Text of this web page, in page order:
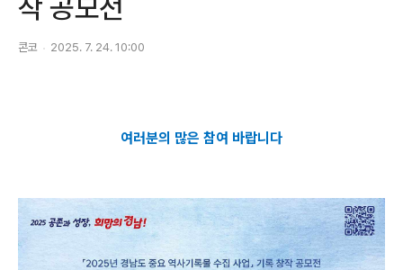
작 공모전
콘코 2025. 7. 24. 10:00
여러분의 많은 참여 바랍니다